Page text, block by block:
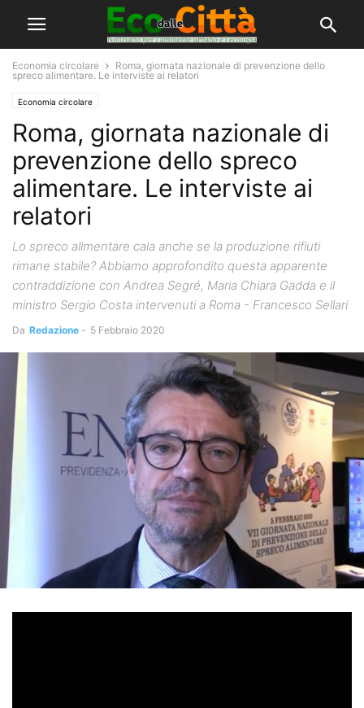
Economia circolare
Roma, giornata nazionale di prevenzione dello
spreco alimentare. Le interviste ai relatori
Economia circolare
Roma, giornata nazionale di
prevenzione dello spreco
alimentare. Le interviste ai
relatori
Lo spreco alimentare cala anche se la produzione rifiuti
rimane stabile? Abbiamo approfondito questa apparente
contraddizione con Andrea Segré, Maria Chiara Gadda e il
ministro Sergio Costa intervenuti a Roma - Francesco Sellari
Da Redazione - 5 Febbraio 2020